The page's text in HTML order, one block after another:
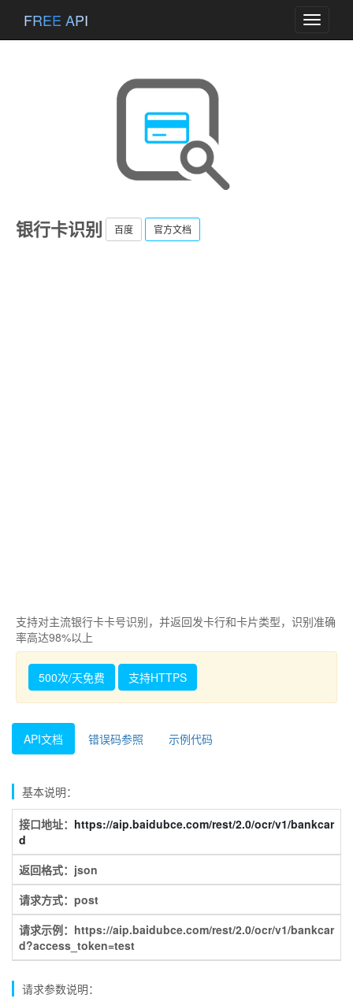
Toggle
FREE API
银行卡识别 百度 官方文档
支持对主流银行卡卡号识别，并返回发卡行和卡片类型，识别准确
率高达98%以上
500次/天免费 支持HTTPS
API文档 错误码参照 示例代码
基本说明：
接口地址： https://aip.baidubce.com/rest/2.0/ocr/v1/bankcar
d
返回格式：json
请求方式：post
请求示例：https://aip.baidubce.com/rest/2.0/ocr/v1/bankcar
d?access_token=test
请求参数说明：